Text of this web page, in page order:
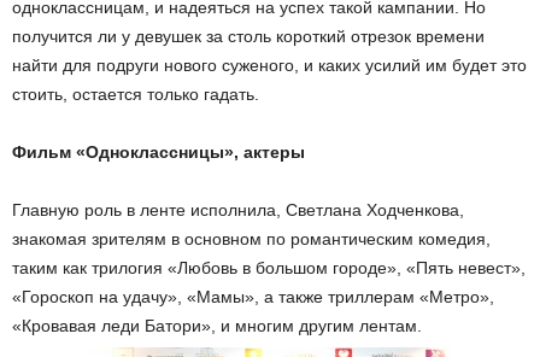
одноклассницам, и надеяться на успех такой кампании. Но
получится ли у девушек за столь короткий отрезок времени
найти для подруги нового суженого, и каких усилий им будет это
стоить, остается только гадать.
Фильм «Одноклассницы», актеры
Главную роль в ленте исполнила, Светлана Ходченкова,
знакомая зрителям в основном по романтическим комедия,
таким как трилогия «Любовь в большом городе», «Пять невест»,
«Гороскоп на удачу», «Мамы», а также триллерам «Метро»,
«Кровавая леди Батори», и многим другим лентам.